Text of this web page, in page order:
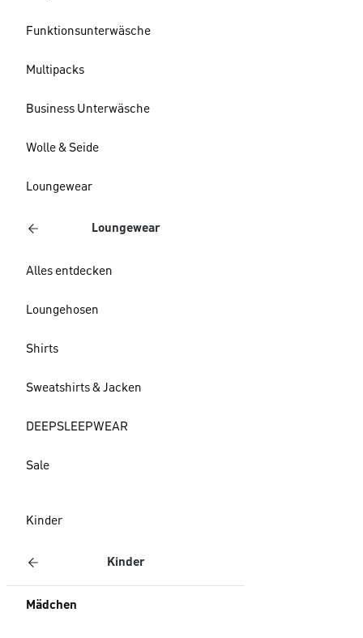
Funktionsunterwäsche
Multipacks
Business Unterwäsche
Wolle & Seide
Loungewear
Loungewear
Alles entdecken
Loungehosen
Shirts
Sweatshirts & Jacken
DEEPSLEEPWEAR
Sale
Kinder
Kinder
Mädchen